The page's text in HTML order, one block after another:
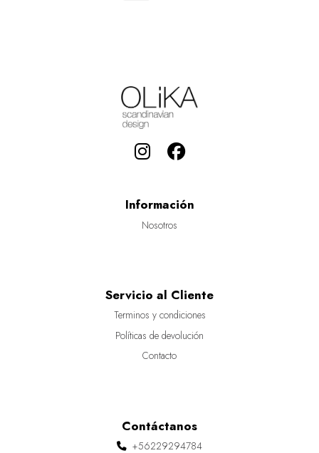
Información
Nosotros
Servicio al Cliente
Terminos y condiciones
Políticas de devolución
Contacto
Contáctanos
+56229294784